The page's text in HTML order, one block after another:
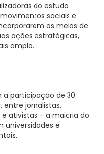
do estudo
sociais e
os meios de
ações estratégicas,
amplo.
participação de 30
entre jornalistas,
ativistas – a maioria do
universidades e